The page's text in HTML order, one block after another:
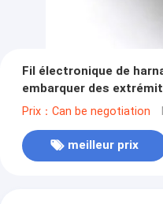
Fil électronique de
embarquer des
d'IMMERSION
Prix：Can be negotiation
meilleur prix